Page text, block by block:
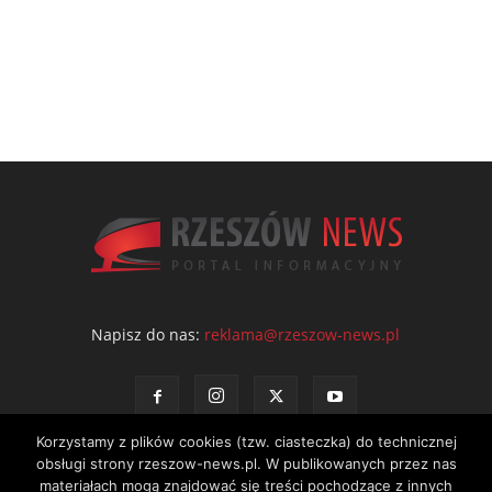
Napisz do nas: reklama@rzeszow-news.pl
Korzystamy z plików cookies (tzw. ciasteczka) do technicznej
obsługi strony rzeszow-news.pl. W publikowanych przez nas
materiałach mogą znajdować się treści pochodzące z innych